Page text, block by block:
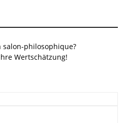
salon-philosophique?
Wertschätzung!